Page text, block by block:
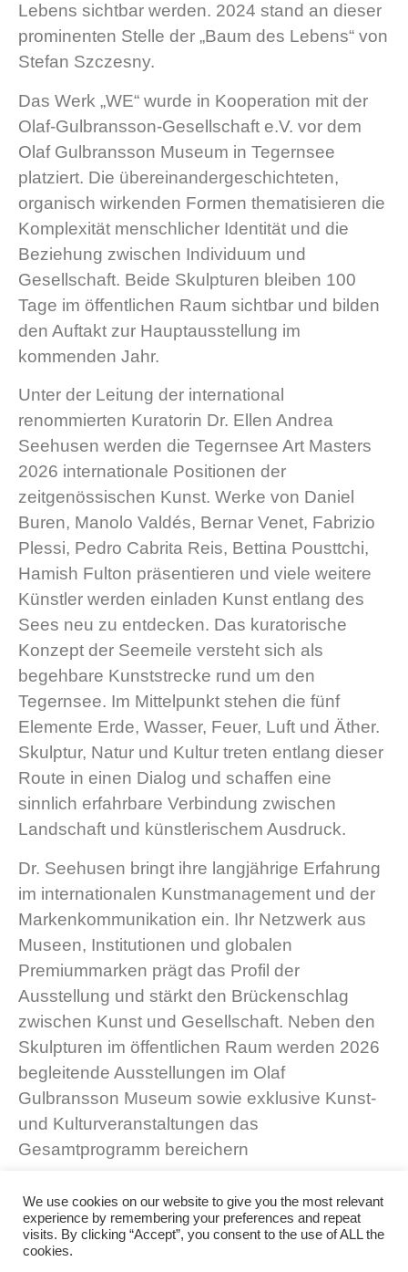
Lebens sichtbar werden. 2024 stand an dieser
prominenten Stelle der „Baum des Lebens“ von
Stefan Szczesny.
Das Werk „WE“ wurde in Kooperation mit der
Olaf-Gulbransson-Gesellschaft e.V. vor dem
Olaf Gulbransson Museum in Tegernsee
platziert. Die übereinandergeschichteten,
organisch wirkenden Formen thematisieren die
Komplexität menschlicher Identität und die
Beziehung zwischen Individuum und
Gesellschaft. Beide Skulpturen bleiben 100
Tage im öffentlichen Raum sichtbar und bilden
den Auftakt zur Hauptausstellung im
kommenden Jahr.
Unter der Leitung der international
renommierten Kuratorin Dr. Ellen Andrea
Seehusen werden die Tegernsee Art Masters
2026 internationale Positionen der
zeitgenössischen Kunst. Werke von Daniel
Buren, Manolo Valdés, Bernar Venet, Fabrizio
Plessi, Pedro Cabrita Reis, Bettina Pousttchi,
Hamish Fulton präsentieren und viele weitere
Künstler werden einladen Kunst entlang des
Sees neu zu entdecken. Das kuratorische
Konzept der Seemeile versteht sich als
begehbare Kunststrecke rund um den
Tegernsee. Im Mittelpunkt stehen die fünf
Elemente Erde, Wasser, Feuer, Luft und Äther.
Skulptur, Natur und Kultur treten entlang dieser
Route in einen Dialog und schaffen eine
sinnlich erfahrbare Verbindung zwischen
Landschaft und künstlerischem Ausdruck.
Dr. Seehusen bringt ihre langjährige Erfahrung
im internationalen Kunstmanagement und der
Markenkommunikation ein. Ihr Netzwerk aus
Museen, Institutionen und globalen
Premiummarken prägt das Profil der
Ausstellung und stärkt den Brückenschlag
zwischen Kunst und Gesellschaft. Neben den
Skulpturen im öffentlichen Raum werden 2026
begleitende Ausstellungen im Olaf
Gulbransson Museum sowie exklusive Kunst-
und Kulturveranstaltungen das
Gesamtprogramm bereichern
We use cookies on our website to give you the most relevant
experience by remembering your preferences and repeat
visits. By clicking “Accept”, you consent to the use of ALL the
cookies.